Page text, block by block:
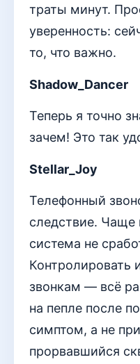
траты минут.
уверенность:
то, что важно.
Shadow_Dancer
Теперь я точно
зачем! Это так
Stellar_Joy
Телефонный
следствие.
система не
Контролировать
звонкам — всё
на пепле после
симптом, а не
прорвавшийся